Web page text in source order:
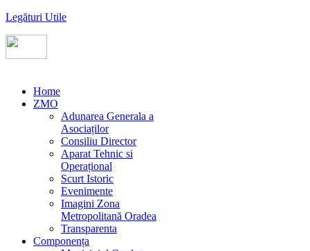
Legături Utile
Home
ZMO
Adunarea Generala a
Asociaților
Consiliu Director
Aparat Tehnic si
Operațional
Scurt Istoric
Evenimente
Imagini Zona
Metropolitană Oradea
Transparenta
Componența